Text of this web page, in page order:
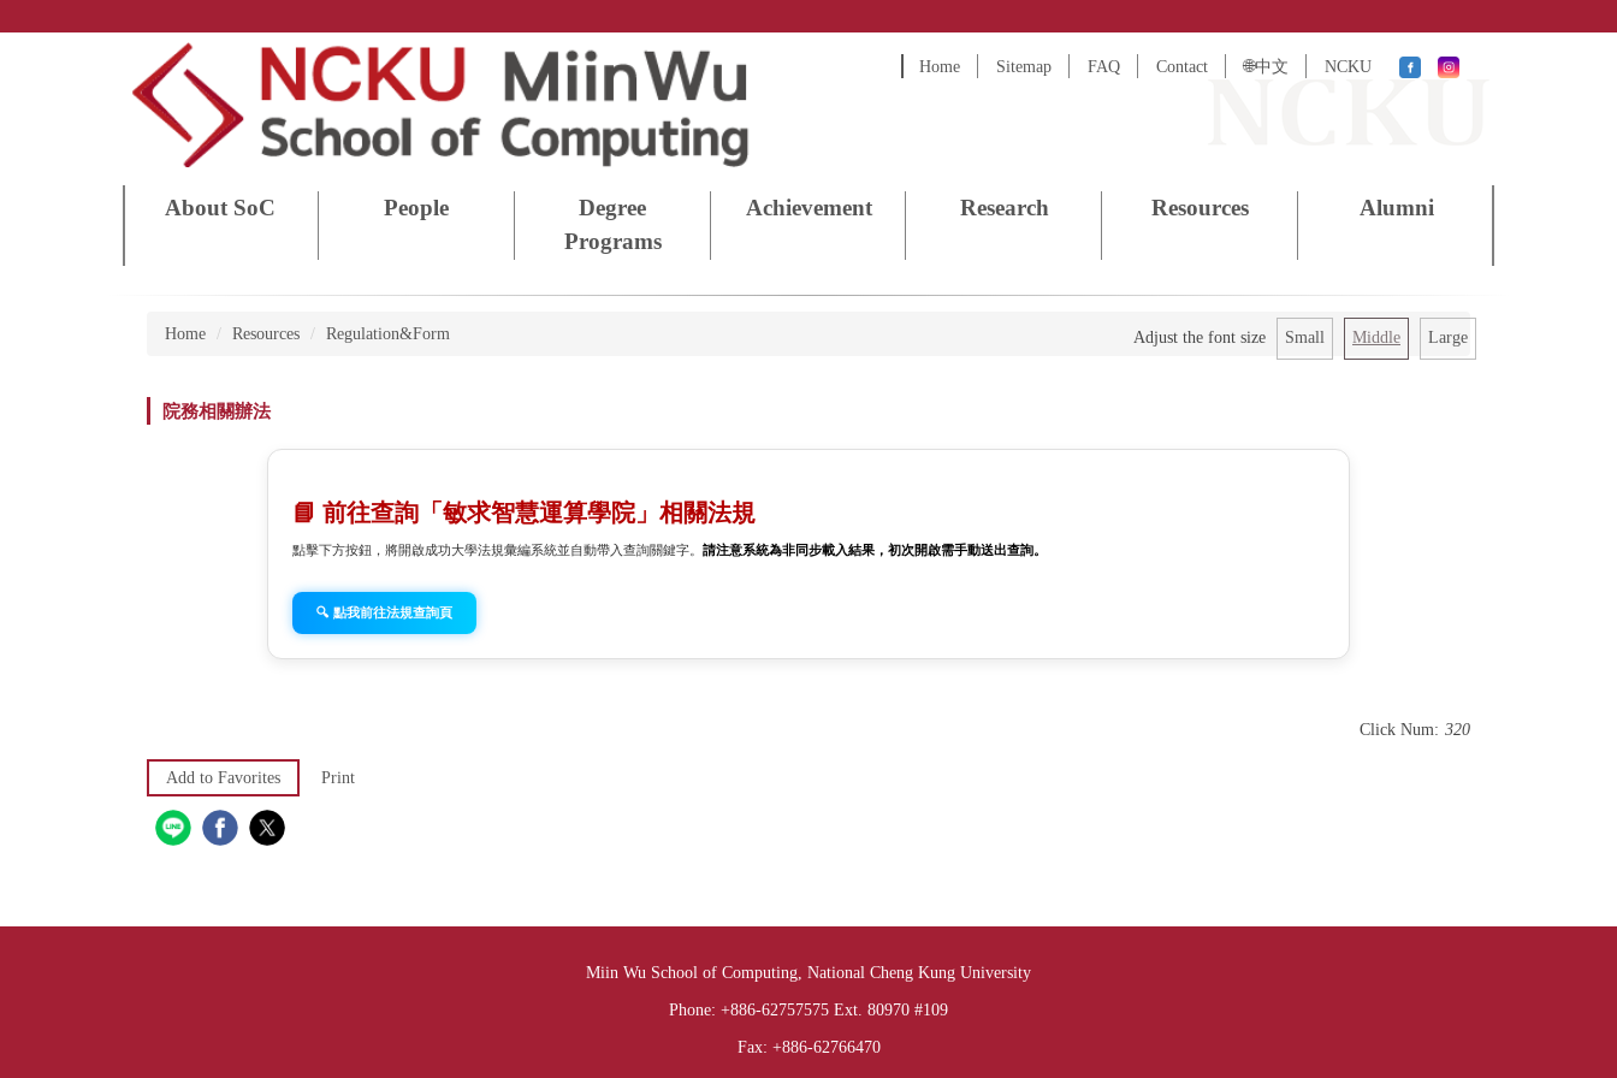
Home Sitemap FAQ Contact 🌐中文 NCKU
About SoC People
Degree
Programs
Achievement Research Resources Alumni
Home Resources Regulation&Form
院務相關辦法
Adjust the font size Small Middle Large
📘 前往查詢「敏求智慧運算學院」相關法規
點擊下方按鈕，將開啟成功大學法規彙編系統並自動帶入查詢關鍵字。 請注意系統為非同步載入結果，初次開啟需手動送出查詢。
🔍 點我前往法規查詢頁
Click Num: 320
Add to Favorites Print
Miin Wu School of Computing, National Cheng Kung University
Phone: +886-62757575 Ext. 80970 #109
Fax: +886-62766470